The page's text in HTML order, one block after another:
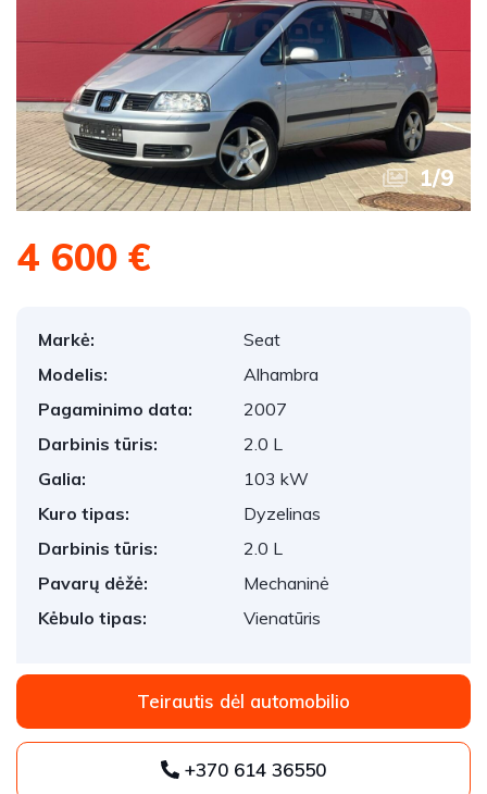
1/9
4 600 €
Markė:
Seat
Modelis:
Alhambra
Pagaminimo data:
2007
Darbinis tūris:
2.0 L
Galia:
103 kW
Kuro tipas:
Dyzelinas
Darbinis tūris:
2.0 L
Pavarų dėžė:
Mechaninė
Kėbulo tipas:
Vienatūris
Teirautis dėl automobilio
+370 614 36550